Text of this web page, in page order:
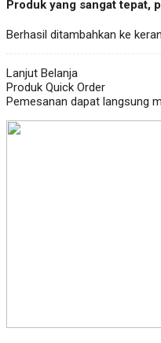
Produk yang sangat tepat,
Berhasil ditambahkan ke
Lanjut Belanja
Produk Quick Order
Pemesanan dapat langsung